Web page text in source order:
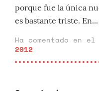
porque fue la única
es bastante triste. En...
Ha comentado en
2012